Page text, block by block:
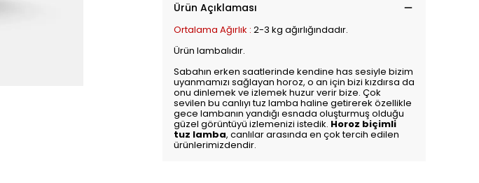
Ürün Açıklaması
Ortalama Ağırlık : 2-3 kg ağırlığındadır.
Ürün lambalıdır.
Sabahın erken saatlerinde kendine has sesiyle bizim
uyanmamızı sağlayan horoz, o an için bizi kızdırsa da
onu dinlemek ve izlemek huzur verir bize. Çok
sevilen bu canlıyı tuz lamba haline getirerek özellikle
gece lambanın yandığı esnada oluşturmuş olduğu
güzel görüntüyü izlemenizi istedik. Horoz biçimli
tuz lamba, canlılar arasında en çok tercih edilen
ürünlerimizdendir.